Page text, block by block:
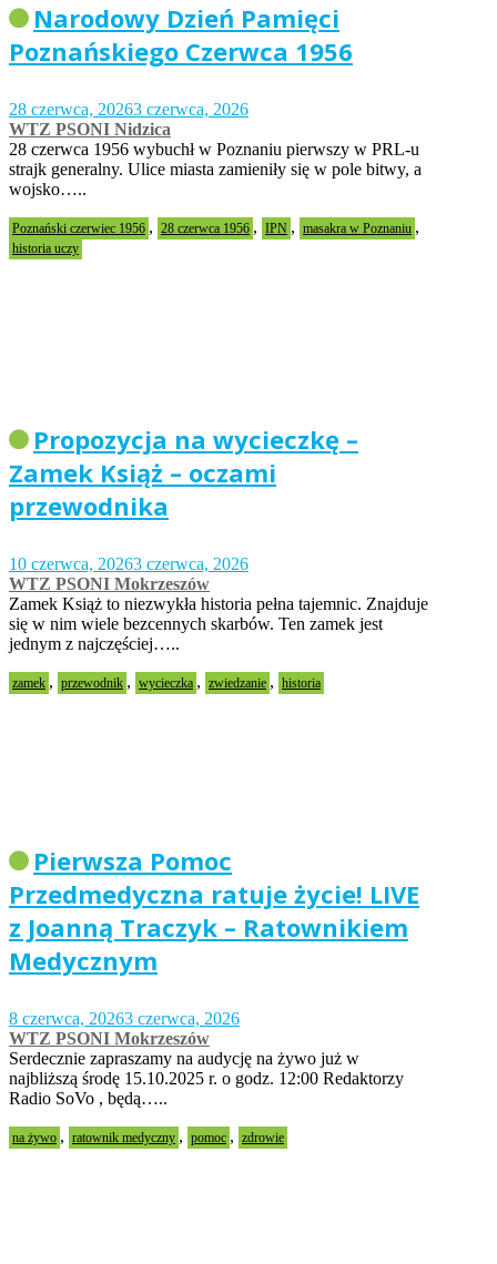
Narodowy Dzień Pamięci
Poznańskiego Czerwca 1956
28 czerwca, 20263 czerwca, 2026
WTZ PSONI Nidzica
28 czerwca 1956 wybuchł w Poznaniu pierwszy w PRL-u
strajk generalny. Ulice miasta zamieniły się w pole bitwy, a
wojsko…..
Poznański czerwiec 1956 , 28 czerwca 1956 , IPN , masakra w Poznaniu ,
historia uczy
Propozycja na wycieczkę –
Zamek Książ – oczami
przewodnika
10 czerwca, 20263 czerwca, 2026
WTZ PSONI Mokrzeszów
Zamek Książ to niezwykła historia pełna tajemnic. Znajduje
się w nim wiele bezcennych skarbów. Ten zamek jest
jednym z najczęściej…..
zamek , przewodnik , wycieczka , zwiedzanie , historia
Pierwsza Pomoc
Przedmedyczna ratuje życie! LIVE
z Joanną Traczyk – Ratownikiem
Medycznym
8 czerwca, 20263 czerwca, 2026
WTZ PSONI Mokrzeszów
Serdecznie zapraszamy na audycję na żywo już w
najbliższą środę 15.10.2025 r. o godz. 12:00 Redaktorzy
Radio SoVo , będą…..
na żywo , ratownik medyczny , pomoc , zdrowie